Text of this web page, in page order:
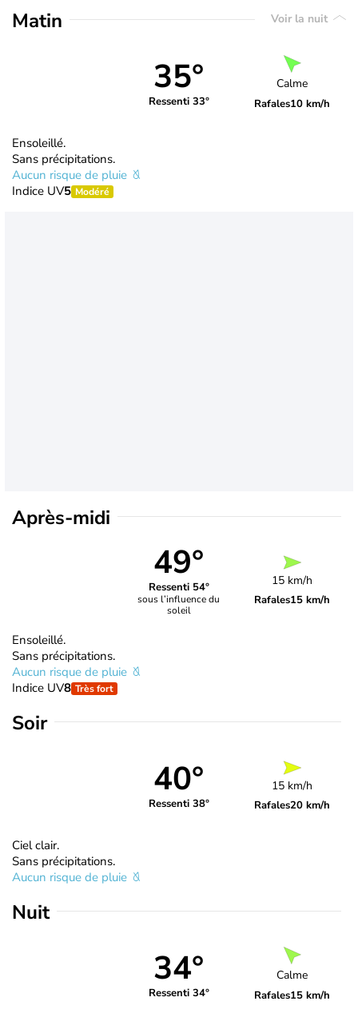
Matin Voir la nuit
35°
Ressenti 33°
Calme
Rafales10 km/h
Ensoleillé.
Sans précipitations.
Aucun risque de pluie
Indice UV5 Modéré
Après-midi
49°
Ressenti 54°
sous l’influence du
soleil
15 km/h
Rafales15 km/h
Ensoleillé.
Sans précipitations.
Aucun risque de pluie
Indice UV8 Très fort
Soir
40°
Ressenti 38°
15 km/h
Rafales20 km/h
Ciel clair.
Sans précipitations.
Aucun risque de pluie
Nuit
34°
Ressenti 34°
Calme
Rafales15 km/h